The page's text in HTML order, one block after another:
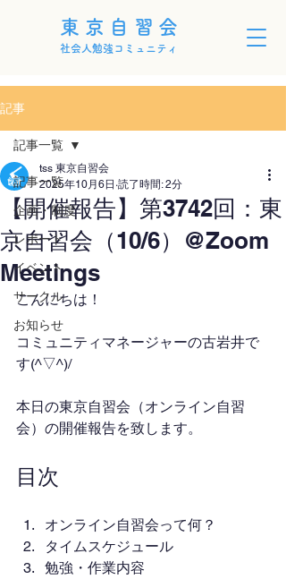
東京自習会
社会人勉強コミュニティ
記事
記事一覧
企画・制度
レポート
イベント
サークル
お知らせ
記事一覧
【開催報告】第3742回：東
京自習会（10/6）@Zoom
Meetings
tss 東京自習会
2025年10月6日 読了時間: 2分
こんにちは！
コミュニティマネージャーの古岩井で
す(^▽^)/
本日の東京自習会（オンライン自習
会）の開催報告を致します。
目次
オンライン自習会って何？
タイムスケジュール
勉強・作業内容